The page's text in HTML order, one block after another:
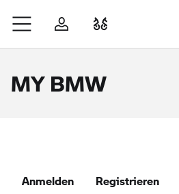
Zum Hauptinhalt springen
Anmelden
MY BMW
Anmelden Registrieren